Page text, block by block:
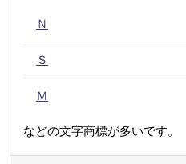
Ｎ
Ｓ
Ｍ
などの文字商標が多いです。